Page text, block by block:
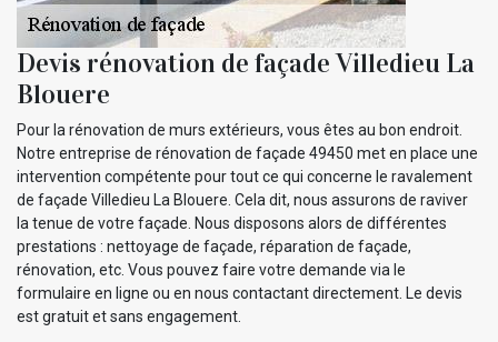
Devis rénovation de façade Villedieu La
Blouere
Pour la rénovation de murs extérieurs, vous êtes au bon endroit.
Notre entreprise de rénovation de façade 49450 met en place une
intervention compétente pour tout ce qui concerne le ravalement
de façade Villedieu La Blouere. Cela dit, nous assurons de raviver
la tenue de votre façade. Nous disposons alors de différentes
prestations : nettoyage de façade, réparation de façade,
rénovation, etc. Vous pouvez faire votre demande via le
formulaire en ligne ou en nous contactant directement. Le devis
est gratuit et sans engagement.